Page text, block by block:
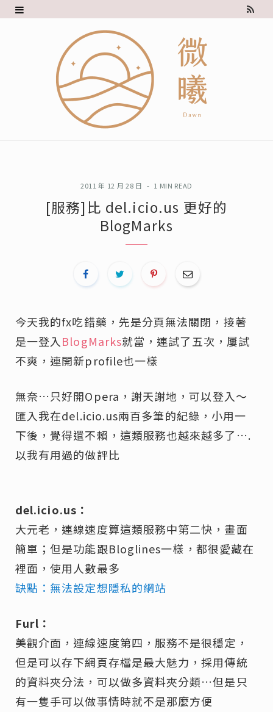
R
2011 年 12 月 28 日 1 MIN READ
[服務]比 del.icio.us 更好的
BlogMarks
今天我的fx吃錯藥，先是分頁無法關閉，接著
是一登入 BlogMarks就當，連試了五次，屢試
不爽，連開新profile也一樣
無奈…只好開Opera，謝天謝地，可以登入～
匯入我在del.icio.us兩百多筆的紀錄，小用一
下後，覺得還不賴，這類服務也越來越多了….
以我有用過的做評比
del.icio.us：
大元老，連線速度算這類服務中第二快，畫面
簡單；但是功能跟Bloglines一樣，都很愛藏在
裡面，使用人數最多
缺點：無法設定想隱私的網站
Furl：
美觀介面，連線速度第四，服務不是很穩定，
但是可以存下網頁存檔是最大魅力，採用傳統
的資料夾分法，可以做多資料夾分類…但是只
有一隻手可以做事情時就不是那麼方便